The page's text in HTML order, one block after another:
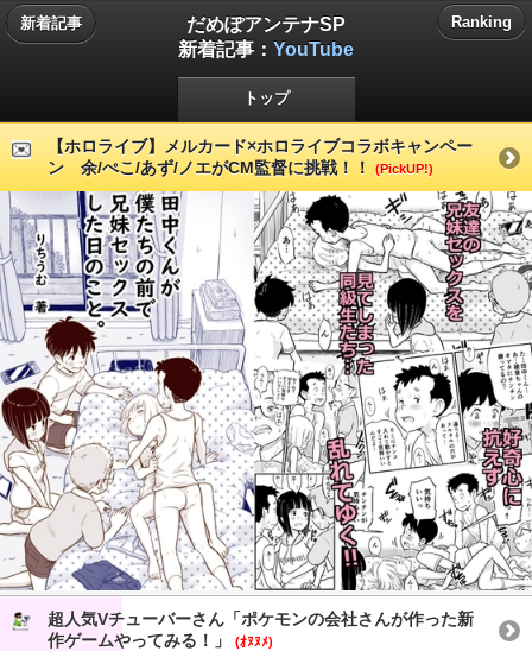
新着記事
だめぽアンテナSP
新着記事： YouTube
Ranking
トップ
【ホロライブ】メルカード×ホロライブコラボキャンペー
ン 余/ぺこ/あず/ノエがCM監督に挑戦！！
(PickUP!)
超人気Vチューバーさん「ポケモンの会社さんが作った新
作ゲームやってみる！」
(ｵﾇﾇﾒ)